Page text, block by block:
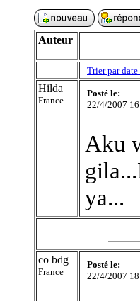
Auteur
Trier par
Hilda
France
Posté le:
22/4/2007
Aku
ya...
co bdg
France
Posté le:
22/4/2007